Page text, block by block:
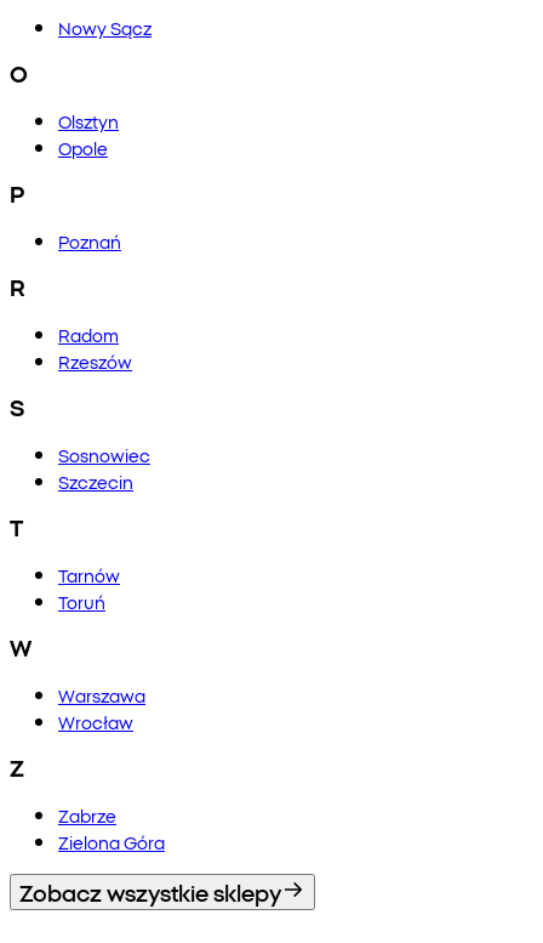
Nowy Sącz
O
Olsztyn
Opole
P
Poznań
R
Radom
Rzeszów
S
Sosnowiec
Szczecin
T
Tarnów
Toruń
W
Warszawa
Wrocław
Z
Zabrze
Zielona Góra
Zobacz wszystkie sklepy